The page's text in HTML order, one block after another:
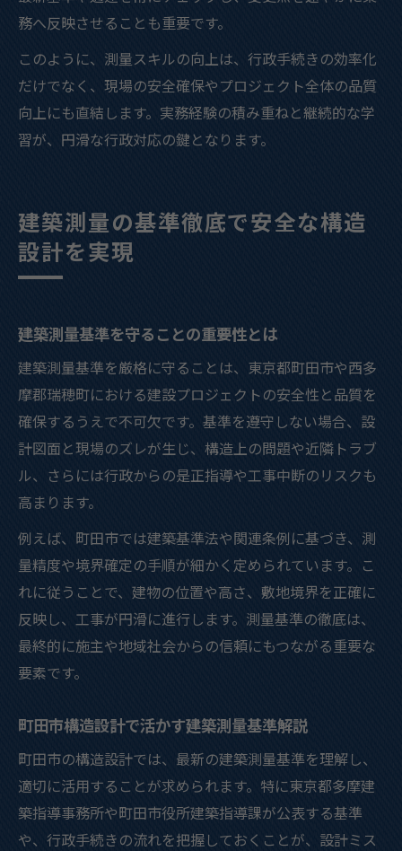
務へ反映させることも重要です。
このように、測量スキルの向上は、行政手続きの効率化
だけでなく、現場の安全確保やプロジェクト全体の品質
向上にも直結します。実務経験の積み重ねと継続的な学
習が、円滑な行政対応の鍵となります。
建築測量の基準徹底で安全な構造
設計を実現
建築測量基準を守ることの重要性とは
建築測量基準を厳格に守ることは、東京都町田市や西多
摩郡瑞穂町における建設プロジェクトの安全性と品質を
確保するうえで不可欠です。基準を遵守しない場合、設
計図面と現場のズレが生じ、構造上の問題や近隣トラブ
ル、さらには行政からの是正指導や工事中断のリスクも
高まります。
例えば、町田市では建築基準法や関連条例に基づき、測
量精度や境界確定の手順が細かく定められています。こ
れに従うことで、建物の位置や高さ、敷地境界を正確に
反映し、工事が円滑に進行します。測量基準の徹底は、
最終的に施主や地域社会からの信頼にもつながる重要な
要素です。
町田市構造設計で活かす建築測量基準解説
町田市の構造設計では、最新の建築測量基準を理解し、
適切に活用することが求められます。特に東京都多摩建
築指導事務所や町田市役所建築指導課が公表する基準
や、行政手続きの流れを把握しておくことが、設計ミス